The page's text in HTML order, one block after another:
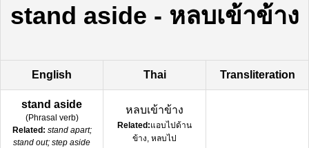
stand aside - หลบเข้าข้าง
English Thai Transliteration
stand aside
(Phrasal verb)
Related: stand apart;
stand out; step aside
หลบเข้าข้าง
Related:แอบไปด้าน
ข้าง, หลบไป